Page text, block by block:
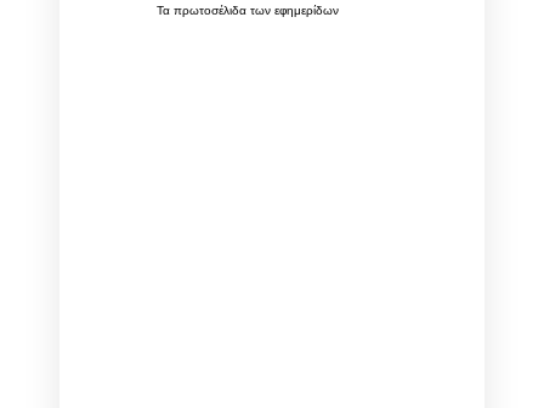
Τα πρωτοσέλιδα των εφημερίδων